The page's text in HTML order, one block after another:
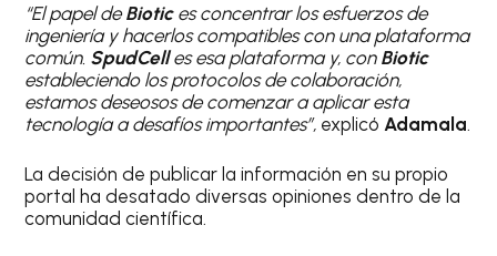
“El papel deBiotices concentrar los esfuerzos de
ingeniería y hacerlos compatibles con una plataforma
común. SpudCelles esa plataforma y, con Biotic
estableciendo los protocolos de colaboración,
estamos deseosos de comenzar a aplicar esta
tecnología a desafíos importantes”, explicó Adamala.
La decisión de publicar la información en su propio
portal ha desatado diversas opiniones dentro de la
comunidad científica.